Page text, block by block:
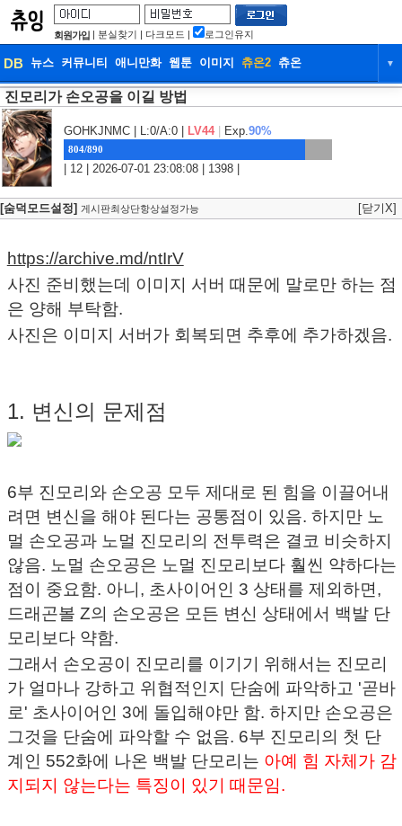
회원가입 | 분실찾기 | 다크모드 | 로그인유지
DB 뉴스 커뮤니티 애니만화 웹툰 이미지 츄온2 츄온 ▼
DB 뉴스
웹툰 이미지 츄온2
진모리가 손오공을 이길 방법
GOHKJNMC | L:0/A:0 | LV44 Exp.90%
804/890
| 12 | 2026-07-01 23:08:08 | 1398 |
[숨덕모드설정] 게시판최상단항상설정가능 [닫기X]
https://archive.md/ntIrV
사진 준비했는데 이미지 서버 때문에 말로만 하는 점
은 양해 부탁함.
사진은 이미지 서버가 회복되면 추후에 추가하겠음.
1. 변신의 문제점
6부 진모리와 손오공 모두 제대로 된 힘을 이끌어내
려면 변신을 해야 된다는 공통점이 있음. 하지만 노
멀 손오공과 노멀 진모리의 전투력은 결코 비슷하지
않음. 노멀 손오공은 노멀 진모리보다 훨씬 약하다는
점이 중요함. 아니, 초사이어인 3 상태를 제외하면,
드래곤볼 Z의 손오공은 모든 변신 상태에서 백발 단
모리보다 약함.
그래서 손오공이 진모리를 이기기 위해서는 진모리
가 얼마나 강하고 위협적인지 단숨에 파악하고 '곧바
로' 초사이어인 3에 돌입해야만 함. 하지만 손오공은
그것을 단숨에 파악할 수 없음. 6부 진모리의 첫 단
계인 552화에 나온 백발 단모리는 아예 힘 자체가 감
지되지 않는다는 특징이 있기 때문임.